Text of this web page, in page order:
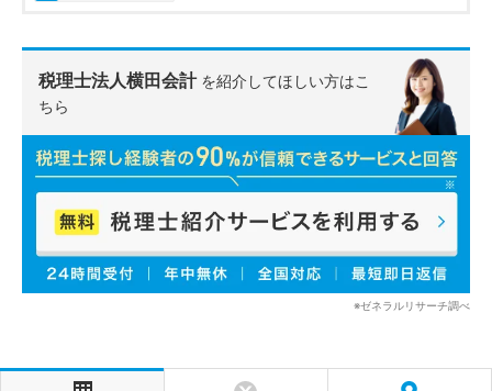
税理士法人横田会計を紹介してほしい方はこ
ちら
※ゼネラルリサーチ調べ